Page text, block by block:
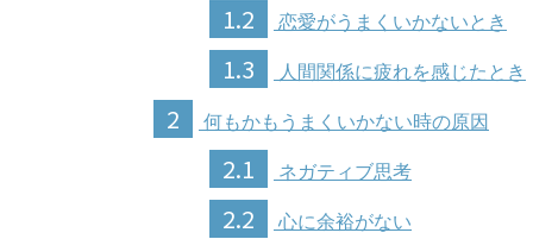
1.2 恋愛がうまくいかないとき
1.3 人間関係に疲れを感じたとき
2 何もかもうまくいかない時の原因
2.1 ネガティブ思考
2.2 心に余裕がない